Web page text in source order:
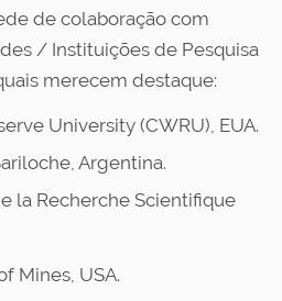
de colaboração com
/ Instituições de Pesquisa
merecem destaque:
University (CWRU), EUA.
Argentina.
la Recherche Scientifique
Mines, USA.